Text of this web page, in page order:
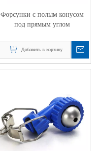
Форсунки с полым конусом
под прямым углом
Добавить в корзину